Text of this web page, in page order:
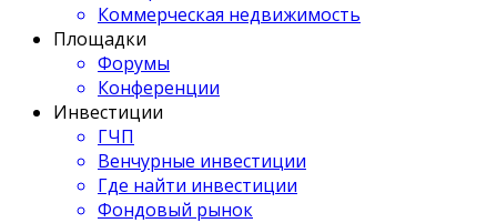
Коммерческая недвижимость
Площадки
Форумы
Конференции
Инвестиции
ГЧП
Венчурные инвестиции
Где найти инвестиции
Фондовый рынок